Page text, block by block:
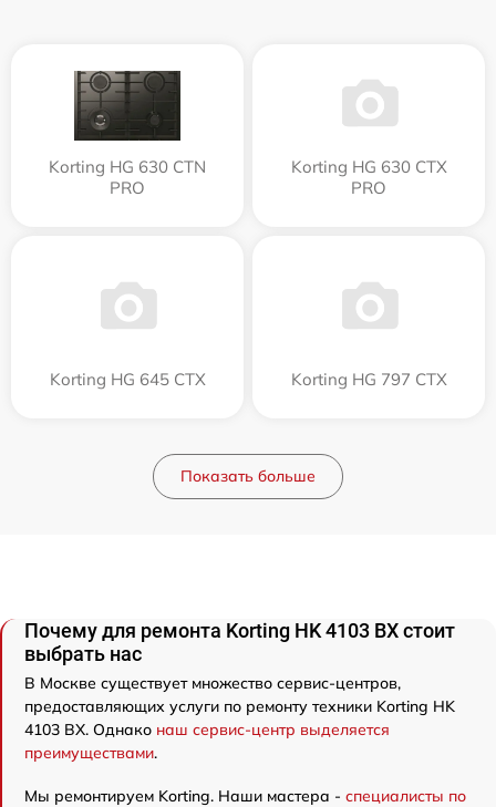
Korting HG 630 CTN
PRO
Korting HG 630 CTX
PRO
Korting HG 645 CTX Korting HG 797 CTX
Показать больше
Почему для ремонта Korting HK 4103 BX стоит
выбрать нас
В Москве существует множество сервис-центров,
предоставляющих услуги по ремонту техники Korting HK
4103 BX. Однако наш сервис-центр выделяется
преимуществами.
Мы ремонтируем Korting. Наши мастера - специалисты по